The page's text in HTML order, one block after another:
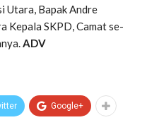
Utara, Bapak Andre
Kepala SKPD, Camat se-
ADV
Google+